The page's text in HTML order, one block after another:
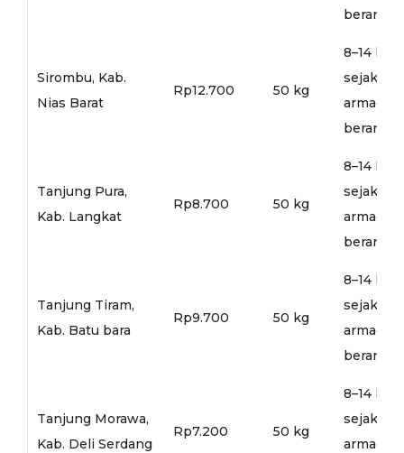
Sirombu, Kab.
Nias Barat
Rp12.700 50 kg
8–14 hari
sejak
armada
Tanjung Pura,
Kab. Langkat
Rp8.700 50 kg
8–14 hari
sejak
armada
Tanjung Tiram,
Kab. Batu bara
Rp9.700 50 kg
8–14 hari
sejak
armada
Tanjung Morawa,
Kab. Deli Serdang
Rp7.200 50 kg
8–14 hari
sejak
armada